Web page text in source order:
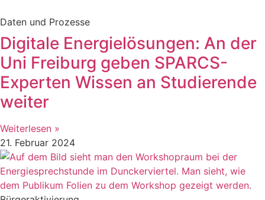
Daten und Prozesse
Digitale Energielösungen: An der
Uni Freiburg geben SPARCS-
Experten Wissen an Studierende
weiter
Weiterlesen »
21. Februar 2024